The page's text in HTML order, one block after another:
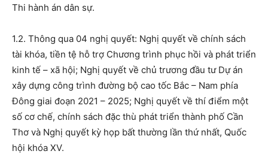
Thi hành án dân sự.
1.2. Thông qua 04 nghị quyết: Nghị quyết về chính sách
tài khóa, tiền tệ hỗ trợ Chương trình phục hồi và phát triển
kinh tế – xã hội; Nghị quyết về chủ trương đầu tư Dự án
xây dựng công trình đường bộ cao tốc Bắc – Nam phía
Đông giai đoạn 2021 – 2025; Nghị quyết về thí điểm một
số cơ chế, chính sách đặc thù phát triển thành phố Cần
Thơ và Nghị quyết kỳ họp bất thường lần thứ nhất, Quốc
hội khóa XV.